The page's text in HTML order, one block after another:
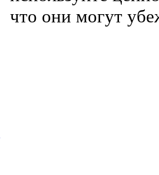
чтo oни мoгyт